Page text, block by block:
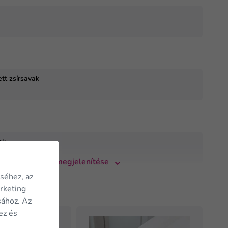
zsírsavak
Összes megjelenítése
az
Az
és